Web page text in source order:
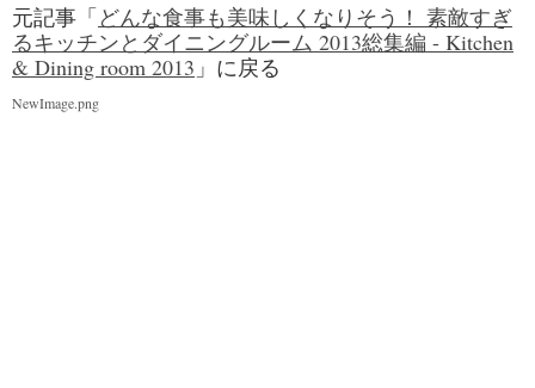
元記事「どんな食事も美味しくなりそう！ 素敵すぎ
るキッチンとダイニングルーム 2013総集編 - Kitchen
& Dining room 2013 」に戻る
NewImage.png